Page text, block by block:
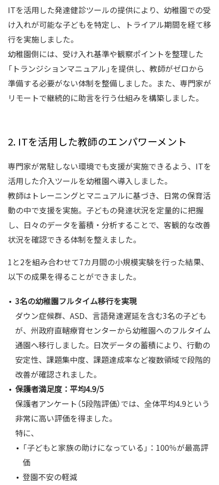
ITを活用した発達健診ツールの提供により、幼稚園での受
け入れが可能な子どもを特定し、トライアル期間を経て移
行を実施しました。
幼稚園側には、受け入れ基準や観察ポイントを整理した
「トランジションマニュアル」を提供し、教師がゼロから
準備する必要がない体制を整備しました。また、専門家が
リモートで継続的に助言を行う仕組みを構築しました。
2. ITを活用した教師のエンパワーメント
専門家が常駐しない環境でも支援が実施できるよう、ITを
活用した介入ツールを幼稚園へ導入しました。
教師はトレーニングとマニュアルに基づき、日常の保育活
動の中で支援を実施。子どもの発達状況を定量的に把握
し、日々のデータを蓄積・分析することで、客観的な改善
状況を確認できる体制を整えました。
1と2を組み合わせて7カ月間の小規模実験を行った結果、
以下の成果を得ることができました。
3名の幼稚園フルタイム移行を実現
ダウン症候群、ASD、言語発達遅延を含む3名の子ども
が、州政府直轄療育センターから幼稚園へのフルタイム
通園へ移行しました。日次データの蓄積により、行動の
安定性、課題集中度、課題達成率など複数領域で段階的
改善が確認されました。
保護者満足度：平均4.9/5
保護者アンケート（5段階評価）では、全体平均4.9という
非常に高い評価を得ました。
特に、
「子どもと家族の助けになっている」：100％が最高評
価
登園不安の軽減